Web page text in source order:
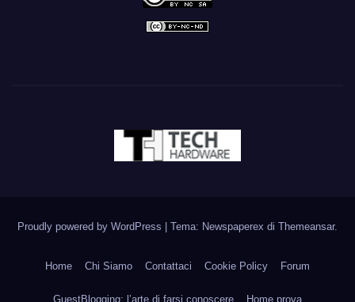
Proudly powered by WordPress Tema: Newspaperex di Themeansar.
Home Chi Siamo Contattaci Cookie Policy Forum
GuestBlogging: l’arte di farsi conoscere Home prova